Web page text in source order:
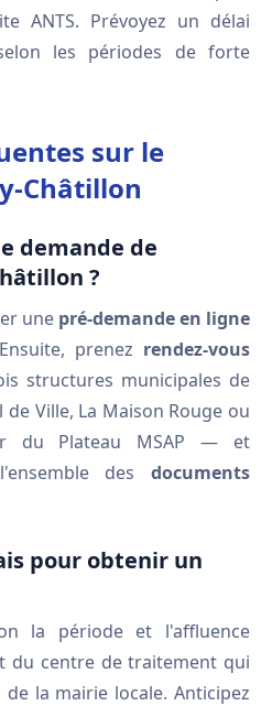
ANTS. Prévoyez un délai
les périodes de forte
sur le
Châtillon
demande de
?
une pré-demande en ligne
prenez rendez-vous
structures municipales de
Ville, La Maison Rouge ou
du Plateau MSAP — et
des documents
pour obtenir un
la période et l'affluence
du centre de traitement qui
la mairie locale. Anticipez